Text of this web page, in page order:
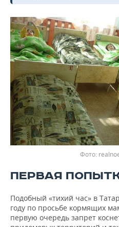
Фото:
ПЕРВАЯ
Подобный «тихий час» в
году по просьбе кормящих
первую очередь запрет